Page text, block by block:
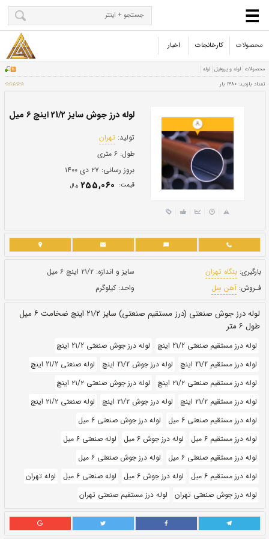
محصولات کارخانجات اخبار
لوله درز جوش سایز 21/2 اینچ 6 میل
طول:۶ متری
بروز رسانی:
قيمت: 255,060 ريال
سایز و اندازه:۲۱/۲ اینچ ۶ میل
واحد:کیلوگرم
لوله درز جوش صنعتی (درز مستقیم صنعتی) سایز ۲۱/۲ اینچ ضخامت ۶ میل